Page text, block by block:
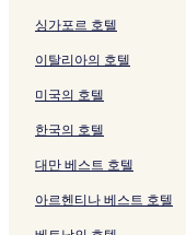
크
링
페
지
를
여
는
크
페
지
를
여
는
크
를
는
링
크
여
링
크
크
r
페
이
지
를
는
크
o
s
e
페
이
를
는
o
t
i
c
o
이
를
지
여
는
링
크
싱가포르 호텔
이탈리아의 호텔
미국의 호텔
한국의 호텔
대만 베스트 호텔
아르헨티나 베스트 호텔